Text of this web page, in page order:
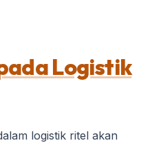
Logistik
logistik ritel akan